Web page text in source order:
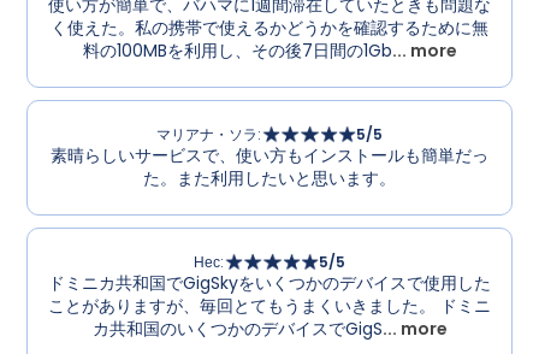
く使えた。私の携帯で使えるかどうかを確認するために無
料の100MBを利用し、その後7日間の1Gb... more
マリアナ・ソラ: 5/5
素晴らしいサービスで、使い方もインストールも簡単だっ
た。また利用したいと思います。
Нес: 5/5
ドミニカ共和国でGigSkyをいくつかのデバイスで使用した
ことがありますが、毎回とてもうまくいきました。 ドミニ
カ共和国のいくつかのデバイスでGigS... more